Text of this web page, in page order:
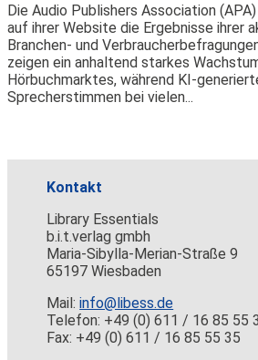
Die Audio Publishers Association
auf ihrer Website die Ergebnisse ihrer
Branchen- und
zeigen ein anhaltend starkes
Hörbuchmarktes, während KI-
Sprecherstimmen bei vielen...
Kontakt
Library Essentials
b.i.t.verlag gmbh
Maria-Sibylla-Merian-Straße 9
65197 Wiesbaden
Mail:info@libess.de
Telefon: +49 (0) 611 / 16 85 55
Fax: +49 (0) 611 / 16 85 55 35